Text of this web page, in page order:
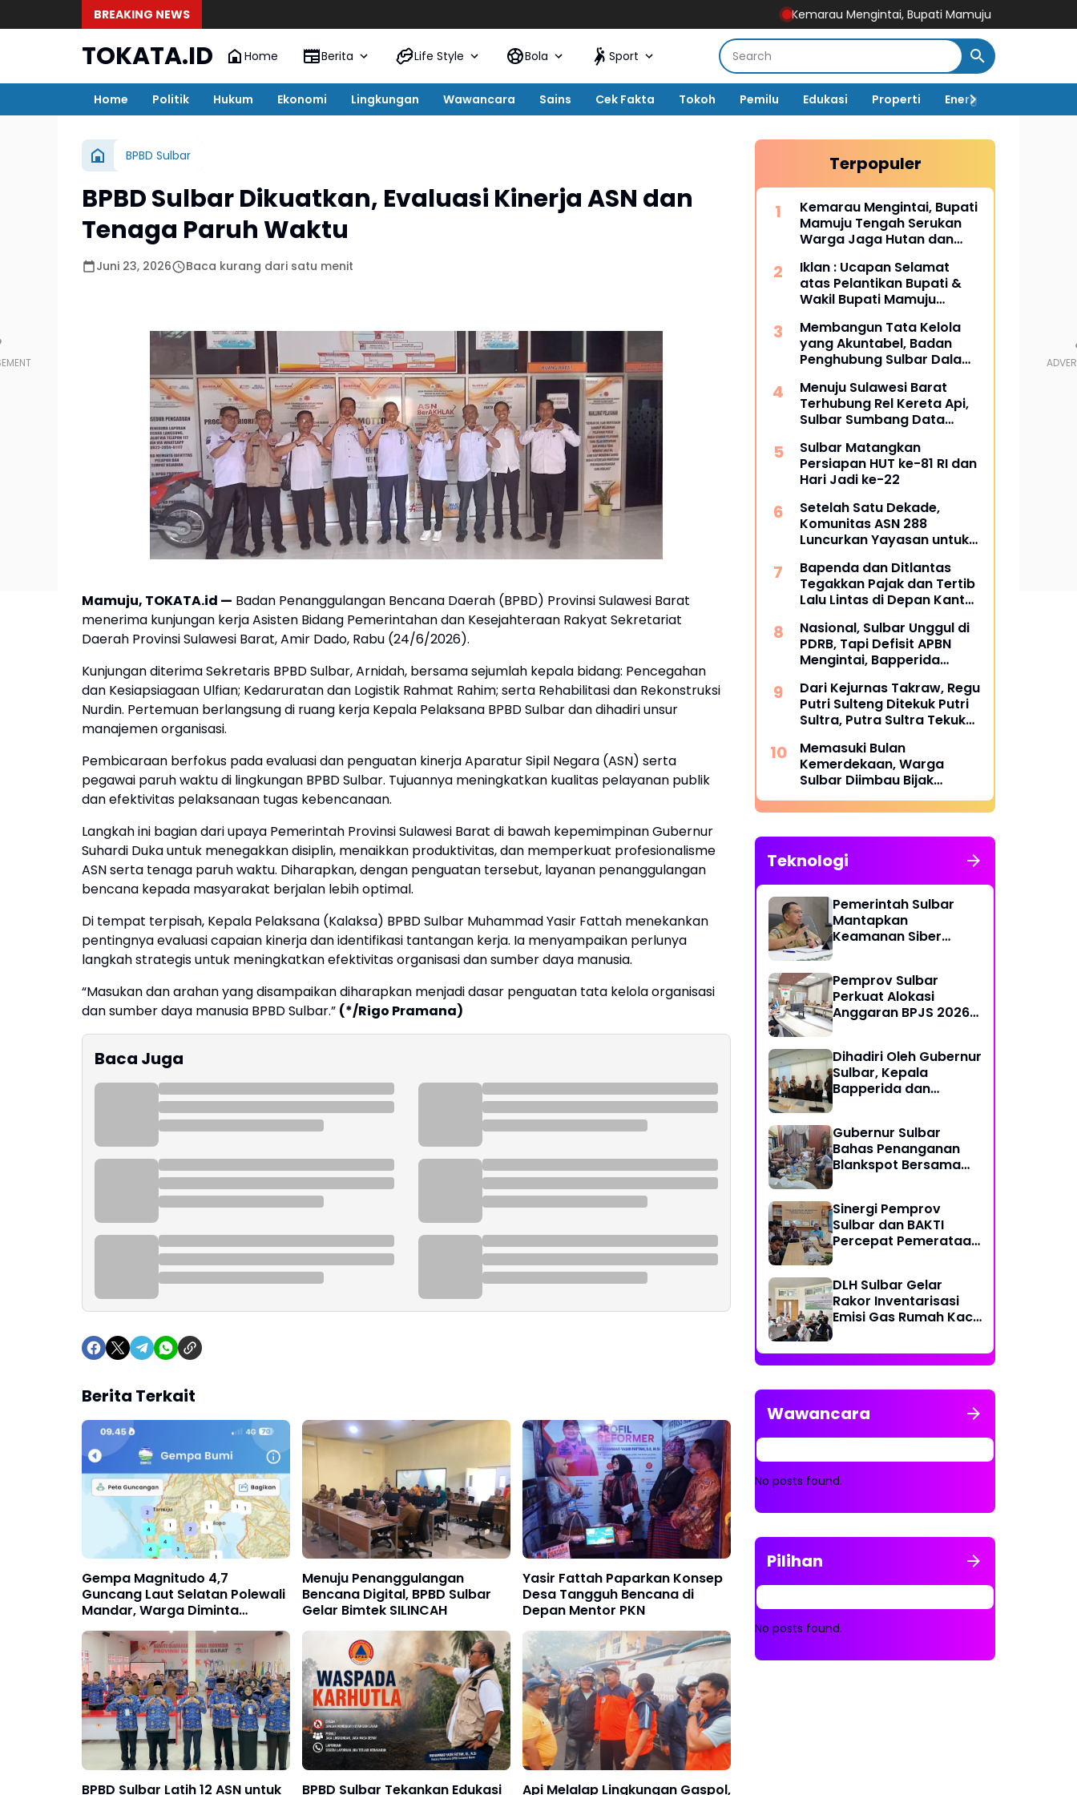
BREAKING NEWS Kemarau Mengintai, Bupati Mamuju Tengah Serukan Warga
TOKATA.ID Home Berita Life Style Bola Sport
Home Politik Hukum Ekonomi Lingkungan Wawancara Sains Cek Fakta Tokoh Pemilu Edukasi Properti Energi
BPBD Sulbar
BPBD Sulbar Dikuatkan, Evaluasi Kinerja ASN dan
Tenaga Paruh Waktu
Juni 23, 2026 Baca kurang dari satu menit
Mamuju, TOKATA.id — Badan Penanggulangan Bencana Daerah (BPBD) Provinsi Sulawesi Barat
menerima kunjungan kerja Asisten Bidang Pemerintahan dan Kesejahteraan Rakyat Sekretariat
Daerah Provinsi Sulawesi Barat, Amir Dado, Rabu (24/6/2026).
Kunjungan diterima Sekretaris BPBD Sulbar, Arnidah, bersama sejumlah kepala bidang: Pencegahan
dan Kesiapsiagaan Ulfian; Kedaruratan dan Logistik Rahmat Rahim; serta Rehabilitasi dan Rekonstruksi
Nurdin. Pertemuan berlangsung di ruang kerja Kepala Pelaksana BPBD Sulbar dan dihadiri unsur
manajemen organisasi.
Pembicaraan berfokus pada evaluasi dan penguatan kinerja Aparatur Sipil Negara (ASN) serta
pegawai paruh waktu di lingkungan BPBD Sulbar. Tujuannya meningkatkan kualitas pelayanan publik
dan efektivitas pelaksanaan tugas kebencanaan.
Langkah ini bagian dari upaya Pemerintah Provinsi Sulawesi Barat di bawah kepemimpinan Gubernur
Suhardi Duka untuk menegakkan disiplin, menaikkan produktivitas, dan memperkuat profesionalisme
ASN serta tenaga paruh waktu. Diharapkan, dengan penguatan tersebut, layanan penanggulangan
bencana kepada masyarakat berjalan lebih optimal.
Di tempat terpisah, Kepala Pelaksana (Kalaksa) BPBD Sulbar Muhammad Yasir Fattah menekankan
pentingnya evaluasi capaian kinerja dan identifikasi tantangan kerja. Ia menyampaikan perlunya
langkah strategis untuk meningkatkan efektivitas organisasi dan sumber daya manusia.
“Masukan dan arahan yang disampaikan diharapkan menjadi dasar penguatan tata kelola organisasi
dan sumber daya manusia BPBD Sulbar.” (*/Rigo Pramana)
Baca Juga
Berita Terkait
Gempa Magnitudo 4,7
Guncang Laut Selatan Polewali
Mandar, Warga Diminta
Tenang
Menuju Penanggulangan
Bencana Digital, BPBD Sulbar
Gelar Bimtek SILINCAH
Yasir Fattah Paparkan Konsep
Desa Tangguh Bencana di
Depan Mentor PKN
BPBD Sulbar Latih 12 ASN untuk
BPBD Sulbar Tekankan Edukasi
Api Melalap Lingkungan Gaspol,
Terpopuler
Kemarau Mengintai, Bupati
Mamuju Tengah Serukan
Warga Jaga Hutan dan
Iklan : Ucapan Selamat
atas Pelantikan Bupati &
Wakil Bupati Mamuju
Membangun Tata Kelola
yang Akuntabel, Badan
Penghubung Sulbar Dalami
Jasa
Menuju Sulawesi Barat
Terhubung Rel Kereta Api,
Sulbar Sumbang Data
Sulbar Matangkan
Persiapan HUT ke-81 RI dan
Hari Jadi ke-22
Setelah Satu Dekade,
Komunitas ASN 288
Luncurkan Yayasan untuk
Kesehatan
Bapenda dan Ditlantas
Tegakkan Pajak dan Tertib
Lalu Lintas di Depan Kantor
Nasional, Sulbar Unggul di
PDRB, Tapi Defisit APBN
Mengintai, Bapperida
Dari Kejurnas Takraw, Regu
Putri Sulteng Ditekuk Putri
Sultra, Putra Sultra Tekuk
Memasuki Bulan
Kemerdekaan, Warga
Sulbar Diimbau Bijak
Menyaring Informasi Digital
Teknologi
Pemerintah Sulbar
Mantapkan
Keamanan Siber
Enam Kabupaten
Pemprov Sulbar
Perkuat Alokasi
Anggaran BPJS 2026
Dihadiri Oleh Gubernur
Sulbar, Kepala
Bapperida dan
Titik Akses Internet
Gubernur Sulbar
Bahas Penanganan
Blankspot Bersama
Sinergi Pemprov
Sulbar dan BAKTI
Percepat Pemerataan
DLH Sulbar Gelar
Rakor Inventarisasi
Emisi Gas Rumah Kaca
Wawancara
No posts found.
Pilihan
No posts found.